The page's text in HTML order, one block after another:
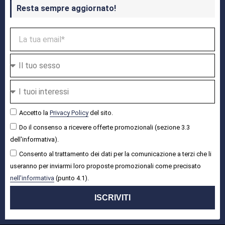
Resta sempre aggiornato!
Accetto la Privacy Policydel sito.
Do il consenso a ricevere offerte promozionali (sezione 3.3
dell'informativa).
Consento al trattamento dei dati per la comunicazione a terzi che li
useranno per inviarmi loro proposte promozionali come precisato
nell'informativa (punto 4.1).
ISCRIVITI